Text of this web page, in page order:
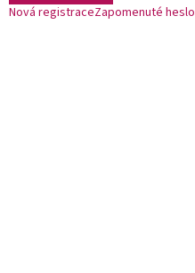
Nová registraceZapomenuté heslo